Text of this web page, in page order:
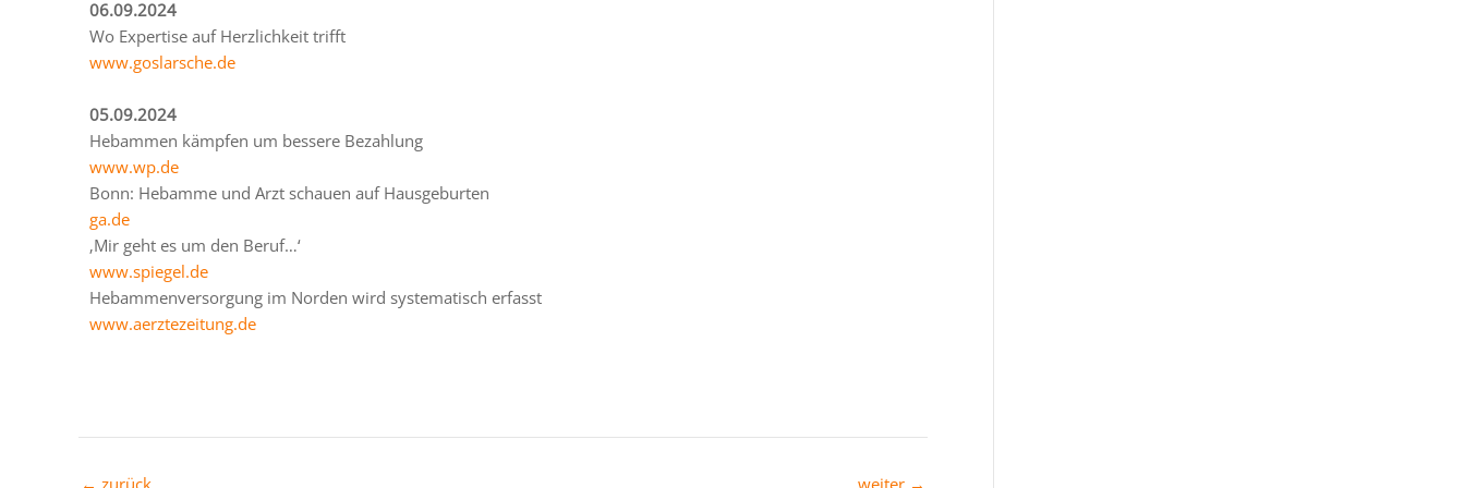
06.09.2024
Wo Expertise auf Herzlichkeit trifft
www.goslarsche.de
05.09.2024
Hebammen kämpfen um bessere Bezahlung
www.wp.de
Bonn: Hebamme und Arzt schauen auf Hausgeburten
ga.de
‚Mir geht es um den Beruf…‘
www.spiegel.de
Hebammenversorgung im Norden wird systematisch erfasst
www.aerztezeitung.de
← zurück weiter →